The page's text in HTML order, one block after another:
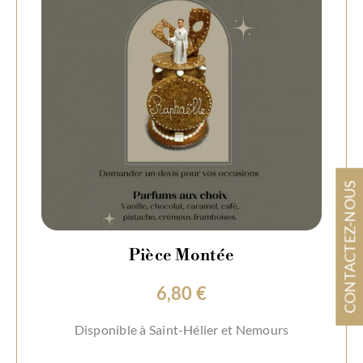
Pièce Montée
6,80€
Disponible à Saint-Hélier et Nemours
CONTACTEZ-NOUS